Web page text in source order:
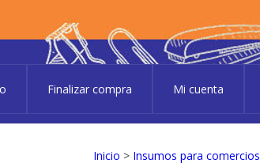
Finalizar compra Mi cuenta
Inicio > Insumos para comercios